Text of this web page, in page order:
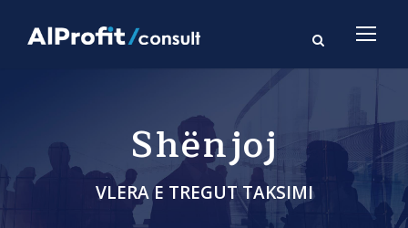
Shënjoj
VLERA E TREGUT TAKSIMI